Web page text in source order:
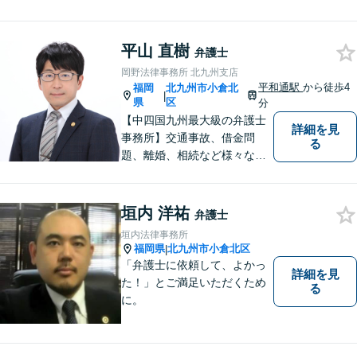
のご相談はお任せください
【夜間・休日対応可】M&A、
株式発行も対応【小倉駅3分】
平山 直樹 弁護士
岡野法律事務所 北九州支店
福岡
県
|
北九州市小倉北
区
平和通駅から徒歩4
分
【中四国九州最大級の弁護士
事務所】交通事故、借金問
題、離婚、相続など様々な問
まずはお気軽にご相談くださ
い！
詳細を見
る
垣内 洋祐 弁護士
垣内法律事務所
福岡県|北九州市小倉北区
「弁護士に依頼して、よかっ
た！」とご満足いただくため
に。
詳細を見
る